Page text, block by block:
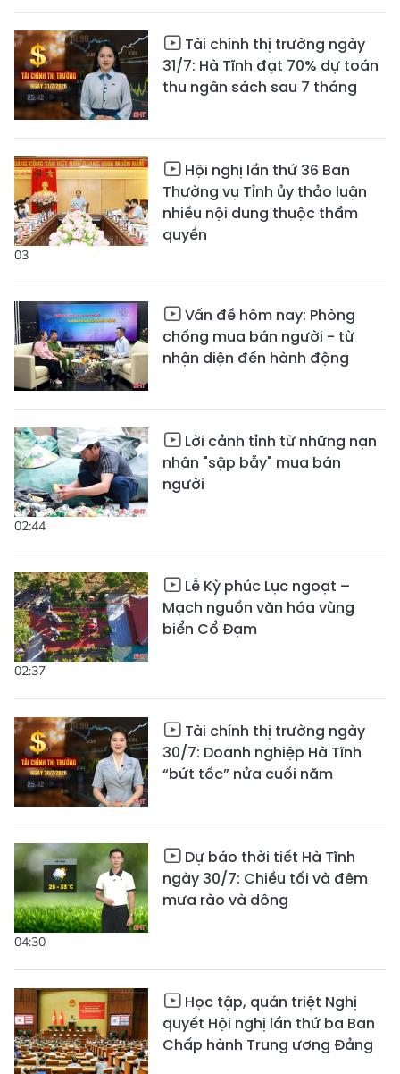
Tài chính thị trường ngày
31/7: Hà Tĩnh đạt 70% dự toán
thu ngân sách sau 7 tháng
03
Hội nghị lần thứ 36 Ban
Thường vụ Tỉnh ủy thảo luận
nhiều nội dung thuộc thẩm
quyền
Vấn đề hôm nay: Phòng
chống mua bán người - từ
nhận diện đến hành động
02:44
Lời cảnh tỉnh từ những nạn
nhân "sập bẫy" mua bán
người
02:37
Lễ Kỳ phúc Lục ngoạt –
Mạch nguồn văn hóa vùng
biển Cổ Đạm
Tài chính thị trường ngày
30/7: Doanh nghiệp Hà Tĩnh
“bứt tốc” nửa cuối năm
04:30
Dự báo thời tiết Hà Tĩnh
ngày 30/7: Chiều tối và đêm
mưa rào và dông
Học tập, quán triệt Nghị
quyết Hội nghị lần thứ ba Ban
Chấp hành Trung ương Đảng